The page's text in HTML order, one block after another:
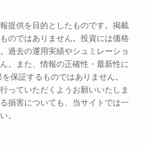
提供を目的としたものです。掲載
のではありません。投資には価格
過去の運用実績やシュミレーショ
。また、情報の正確性・最新性に
保証するものではありません。
っていただくようお願いいたしま
損害についても、当サイトでは一
。